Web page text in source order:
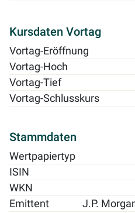
Kursdaten Vortag
Vortag-Eröffnung
Vortag-Hoch
Vortag-Tief
Vortag-Schlusskurs
Stammdaten
Wertpapiertyp
ISIN
WKN
Emittent
J.P.